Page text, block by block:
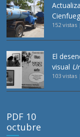
152 vistas
El
visual
103 vistas
PDF 10
octubre